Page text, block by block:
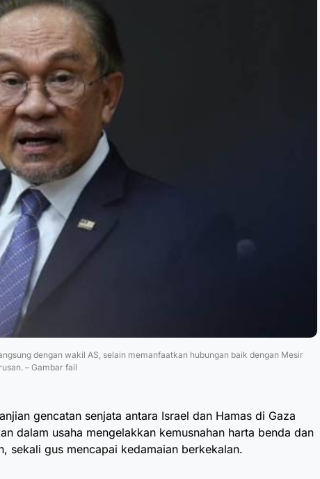
dengan wakil AS, selain memanfaatkan hubungan baik dengan Mesir
– Gambar fail
gencatan senjata antara Israel dan Hamas di Gaza
dalam usaha mengelakkan kemusnahan harta benda dan
sekali gus mencapai kedamaian berkekalan.